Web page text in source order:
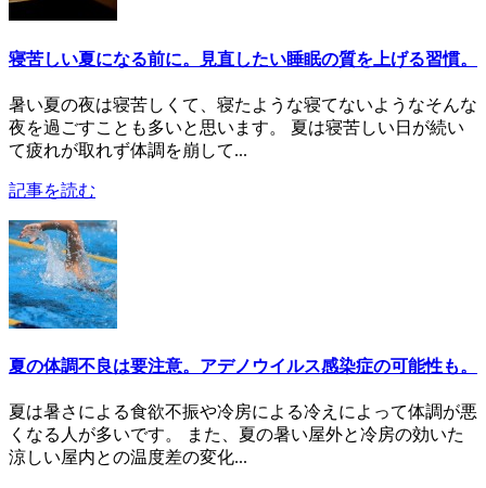
寝苦しい夏になる前に。見直したい睡眠の質を上げる習慣。
暑い夏の夜は寝苦しくて、寝たような寝てないようなそんな
夜を過ごすことも多いと思います。 夏は寝苦しい日が続い
て疲れが取れず体調を崩して...
記事を読む
夏の体調不良は要注意。アデノウイルス感染症の可能性も。
夏は暑さによる食欲不振や冷房による冷えによって体調が悪
くなる人が多いです。 また、夏の暑い屋外と冷房の効いた
涼しい屋内との温度差の変化...